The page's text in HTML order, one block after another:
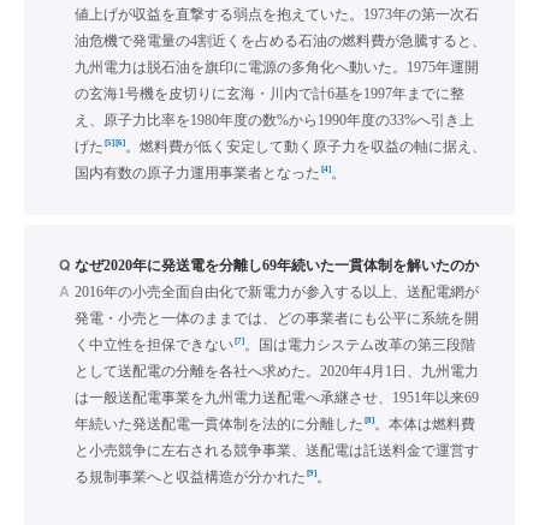
値上げが収益を直撃する弱点を抱えていた。1973年の第一次石
油危機で発電量の4割近くを占める石油の燃料費が急騰すると、
九州電力は脱石油を旗印に電源の多角化へ動いた。1975年運開
の玄海1号機を皮切りに玄海・川内で計6基を1997年までに整
え、原子力比率を1980年度の数%から1990年度の33%へ引き上
げた [5][6]。燃料費が低く安定して動く原子力を収益の軸に据え、
国内有数の原子力運用事業者となった [4]。
Q なぜ2020年に発送電を分離し69年続いた一貫体制を解いたのか
A 2016年の小売全面自由化で新電力が参入する以上、送配電網が
発電・小売と一体のままでは、どの事業者にも公平に系統を開
く中立性を担保できない[7]。国は電力システム改革の第三段階
として送配電の分離を各社へ求めた。2020年4月1日、九州電力
は一般送配電事業を九州電力送配電へ承継させ、1951年以来69
年続いた発送配電一貫体制を法的に分離した [8]。本体は燃料費
と小売競争に左右される競争事業、送配電は託送料金で運営す
る規制事業へと収益構造が分かれた [9]。